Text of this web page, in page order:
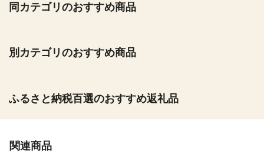
同カテゴリのおすすめ商品
別カテゴリのおすすめ商品
ふるさと納税百選のおすすめ返礼品
関連商品